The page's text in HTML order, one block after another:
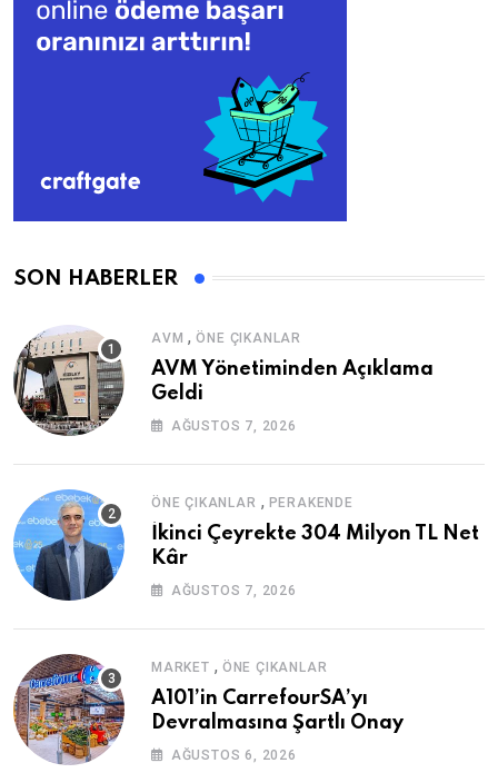
SON HABERLER
AVM ,ÖNE ÇIKANLAR
AVM Yönetiminden Açıklama
Geldi
AĞUSTOS 7, 2026
ÖNE ÇIKANLAR , PERAKENDE
İkinci Çeyrekte 304 Milyon TL Net
Kâr
AĞUSTOS 7, 2026
MARKET , ÖNE ÇIKANLAR
A101’in CarrefourSA’yı
Devralmasına Şartlı Onay
AĞUSTOS 6, 2026